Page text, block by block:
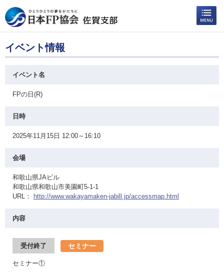
イベント情報
イベント名
FPの日(R)
日時
2025年11月15日 12:00～16:10
会場
和歌山県JAビル
和歌山県和歌山市美園町5-1-1
URL：
http://www.wakayamaken-jabill.jp/accessmap.html
内容
受付終了 セミナー
セミナー①